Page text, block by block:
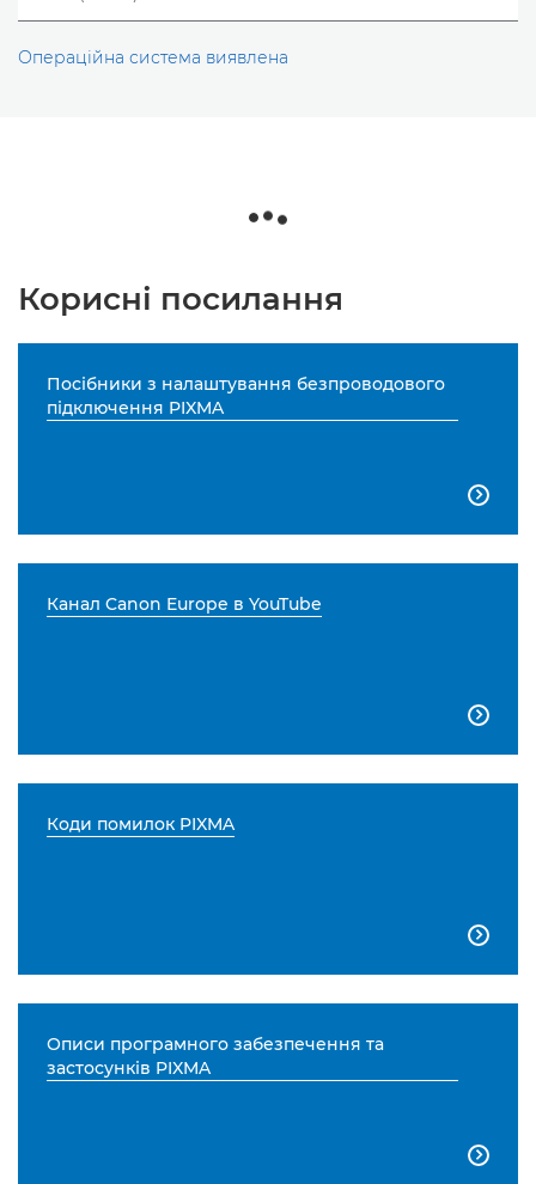
Операційна система виявлена
Корисні посилання
Посібники з налаштування безпроводового
підключення PIXMA

Канал Canon Europe в YouTube

Коди помилок PIXMA

Описи програмного забезпечення та
застосунків PIXMA
